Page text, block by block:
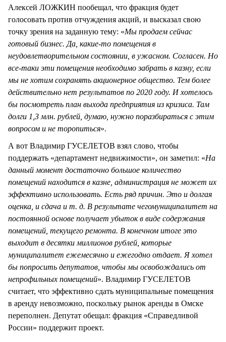
Алексей ЛОЖКИН пообещал, что фракция будет
голосовать против отчуждения акций, и высказал свою
точку зрения на заданную тему: «Мы продаем сейчас
готовый бизнес. Да, какие-то помещения в
неудовлетворительном состоянии, в ужасном. Согласен. Но
все-таки эти помещения необходимо забрать в казну, если
мы не хотим сохранять акционерное общество. Тем более
действительно нет результатов по 2020 году. И хотелось
бы посмотреть план выхода предприятия из кризиса. Там
долги 1,3 млн. рублей, думаю, нужно поразбираться с этим
вопросом и не торопиться».
А вот Владимир ГУСЕЛЕТОВ взял слово, чтобы
поддержать «департамент недвижимости», он заметил: «На
данный момент достаточно большое количество
помещений находится в казне, администрация не может их
эффективно использовать. Есть ряд причин. Это и долгая
оценка, и сдача и т. д. В результате чегомуниципалитет на
постоянной основе получает убыток в виде содержания
помещений, текущего ремонта. В конечном итоге это
выходит в десятки миллионов рублей, которые
муниципалитет ежемесячно и ежегодно отдает. Я хотел
бы попросить депутатов, чтобы мы освобождались от
непрофильных помещений». Владимир ГУСЕЛЕТОВ
считает, что эффективно сдать муниципальные помещения
в аренду невозможно, поскольку рынок аренды в Омске
переполнен. Депутат обещал: фракция «Справедливой
России» поддержит проект.